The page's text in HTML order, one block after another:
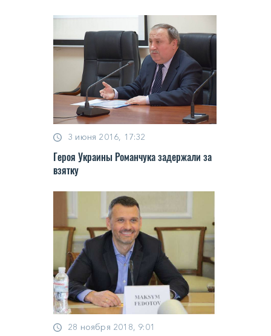
3 июня 2016, 17:32
Героя Украины Романчука задержали за
взятку
28 ноября 2018, 9:01